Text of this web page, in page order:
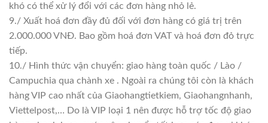
khó có thể xử lý đổi với các đơn hàng nhỏ lẻ.
9./ Xuất hoá đơn đầy đủ đối với đơn hàng có giá trị trên
2.000.000 VNĐ. Bao gồm hoá đơn VAT và hoá đơn đỏ trực
tiếp.
10./ Hình thức vận chuyển: giao hàng toàn quốc / Lào /
Campuchia qua chành xe . Ngoài ra chúng tôi còn là khách
hàng VIP cao nhất của Giaohangtietkiem, Giaohangnhanh,
Viettelpost,… Do là VIP loại 1 nên được hỗ trợ tốc độ giao